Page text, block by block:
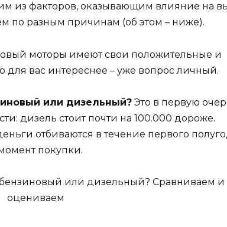
из факторов, оказывающим влияние на
по разным причинам (об этом – ниже).
моторы имеют свои положительные и
для вас интереснее – уже вопрос личный.
или дизельный? Это в первую
дизель стоит почти на 100.000 дороже.
отбиваются в течение первого
покупки.